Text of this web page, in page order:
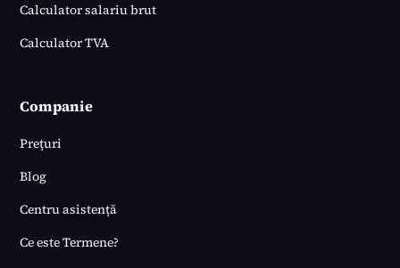
Calculator salariu brut
Calculator TVA
Companie
Prețuri
Blog
Centru asistență
Ce este Termene?